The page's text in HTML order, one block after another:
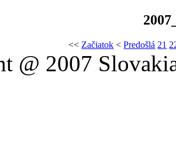
<< Začiatok <Predošlá 21
@ 2007